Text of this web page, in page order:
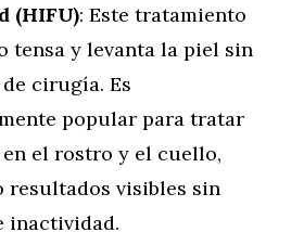
(HIFU): Este tratamiento
tensa y levanta la piel sin
cirugía. Es
popular para tratar
el rostro y el cuello,
resultados visibles sin
inactividad.